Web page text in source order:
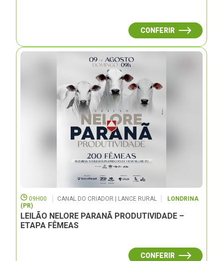
CONFERIR
09H00 CANAL DO CRIADOR | LANCE RURAL
LONDRINA
(PR)
LEILÃO NELORE PARANÃ PRODUTIVIDADE –
ETAPA FÊMEAS
CONFERIR